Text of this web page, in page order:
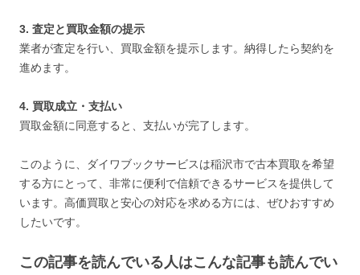
3. 査定と買取金額の提示
業者が査定を行い、買取金額を提示します。納得したら契約を
進めます。
4. 買取成立・支払い
買取金額に同意すると、支払いが完了します。
このように、ダイワブックサービスは稲沢市で古本買取を希望
する方にとって、非常に便利で信頼できるサービスを提供して
います。高価買取と安心の対応を求める方には、ぜひおすすめ
したいです。
この記事を読んでいる人はこんな記事も読んでい